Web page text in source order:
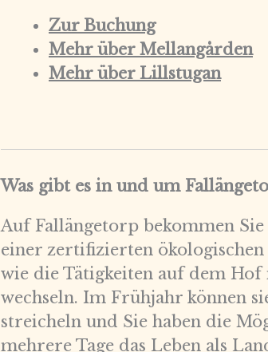
Zur Buchung
Mehr über Mellangården
Mehr über Lillstugan
Was gibt es in und um
Auf Fallängetorp bekommen
einer zertifizierten
wie die Tätigkeiten auf dem Hof
wechseln. Im Frühjahr können
streicheln und Sie haben die
mehrere Tage das Leben als